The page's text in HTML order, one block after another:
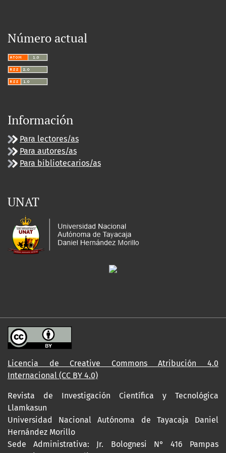
Número actual
Información
Para lectores/as
Para autores/as
Para bibliotecarios/as
UNAT
Licencia de Creative Commons Atribución 4.0
Internacional (CC BY 4.0)
Revista de Investigación Científica y Tecnológica
Llamkasun
Universidad Nacional Autónoma de Tayacaja Daniel
Hernández Morillo
Sede Administrativa: Jr. Bolognesi N° 416 Pampas